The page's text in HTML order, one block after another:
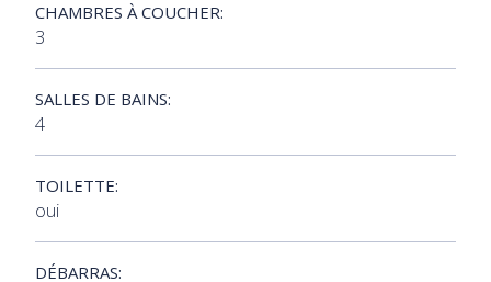
CHAMBRES À COUCHER:
3
SALLES DE BAINS:
4
TOILETTE:
oui
DÉBARRAS: